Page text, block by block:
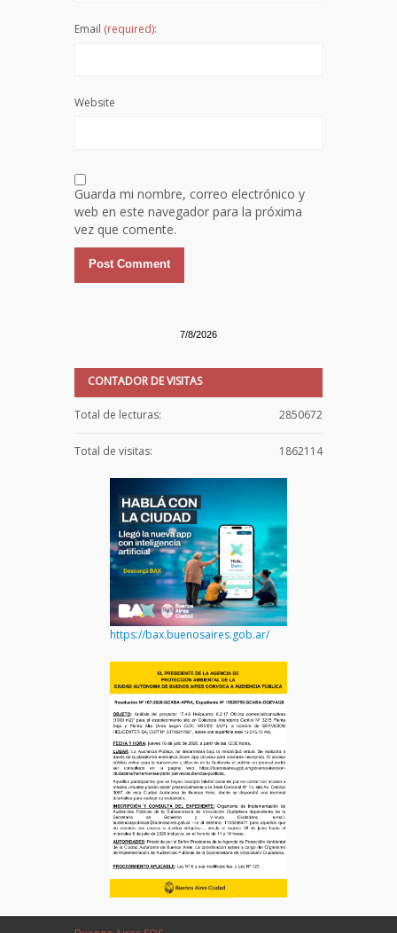
Email (required):
Website
Guarda mi nombre, correo electrónico y
web en este navegador para la próxima
vez que comente.
7/8/2026
CONTADOR DE VISITAS
2850672
Total de lecturas:
1862114
Total de visitas:
https://bax.buenosaires.gob.ar/